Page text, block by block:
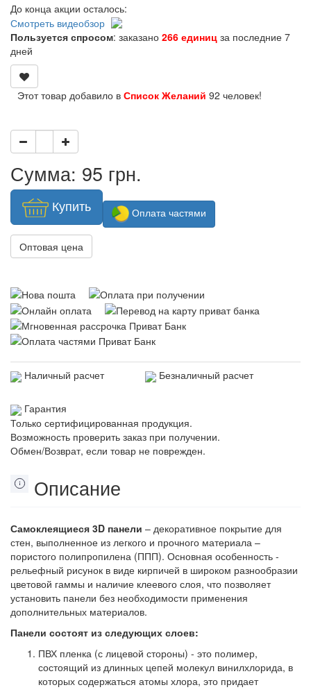
До конца акции осталось:
Смотреть видеобзор
Пользуется спросом: заказано 266 единиц за последние 7
дней
Этот товар добавило в Список Желаний 92 человек!
Сумма: 95 грн.
Купить Оплата частями
Оптовая цена
Наличный расчет Безналичный расчет
Гарантия
Только сертифицированная продукция.
Возможность проверить заказ при получении.
Обмен/Возврат, если товар не поврежден.
Описание
Самоклеящиеся 3D панели – декоративное покрытие для
стен, выполненное из легкого и прочного материала –
пористого полипропилена (ППП). Основная особенность -
рельефный рисунок в виде кирпичей в широком разнообразии
цветовой гаммы и наличие клеевого слоя, что позволяет
установить панели без необходимости применения
дополнительных материалов.
Панели состоят из следующих слоев:
ПВХ пленка (с лицевой стороны) - это полимер,
состоящий из длинных цепей молекул винилхлорида, в
которых содержаться атомы хлора, это придает